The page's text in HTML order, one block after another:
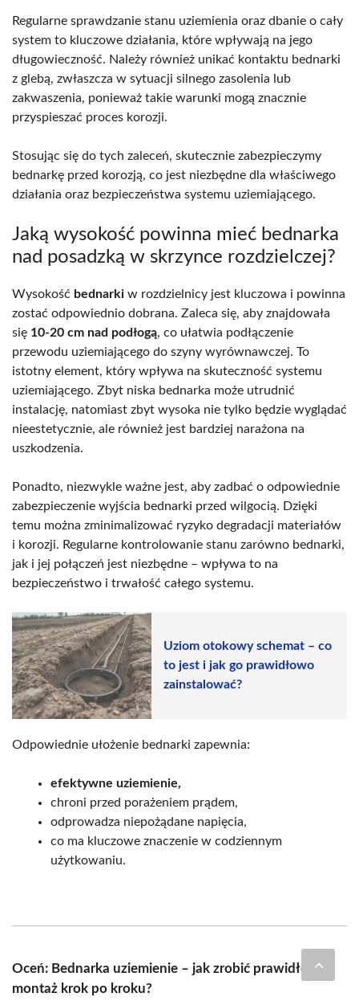
Regularne sprawdzanie stanu uziemienia oraz dbanie o cały
system to kluczowe działania, które wpływają na jego
długowieczność. Należy również unikać kontaktu bednarki
z glebą, zwłaszcza w sytuacji silnego zasolenia lub
zakwaszenia, ponieważ takie warunki mogą znacznie
przyspieszać proces korozji.
Stosując się do tych zaleceń, skutecznie zabezpieczymy
bednarkę przed korozją, co jest niezbędne dla właściwego
działania oraz bezpieczeństwa systemu uziemiającego.
Jaką wysokość powinna mieć bednarka
nad posadzką w skrzynce rozdzielczej?
Wysokość bednarki w rozdzielnicy jest kluczowa i powinna
zostać odpowiednio dobrana. Zaleca się, aby znajdowała
się 10-20 cm nad podłogą, co ułatwia podłączenie
przewodu uziemiającego do szyny wyrównawczej. To
istotny element, który wpływa na skuteczność systemu
uziemiającego. Zbyt niska bednarka może utrudnić
instalację, natomiast zbyt wysoka nie tylko będzie wyglądać
nieestetycznie, ale również jest bardziej narażona na
uszkodzenia.
Ponadto, niezwykle ważne jest, aby zadbać o odpowiednie
zabezpieczenie wyjścia bednarki przed wilgocią. Dzięki
temu można zminimalizować ryzyko degradacji materiałów
i korozji. Regularne kontrolowanie stanu zarówno bednarki,
jak i jej połączeń jest niezbędne – wpływa to na
bezpieczeństwo i trwałość całego systemu.
Uziom otokowy schemat – co
to jest i jak go prawidłowo
zainstalować?
Odpowiednie ułożenie bednarki zapewnia:
efektywne uziemienie,
chroni przed porażeniem prądem,
odprowadza niepożądane napięcia,
co ma kluczowe znaczenie w codziennym
użytkowaniu.
Oceń: Bednarka uziemienie – jak zrobić prawidłowy
montaż krok po kroku?